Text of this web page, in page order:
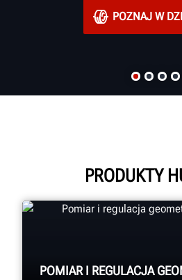
POZNAJ W
PRODUKTY
POMIAR I REGULACJA